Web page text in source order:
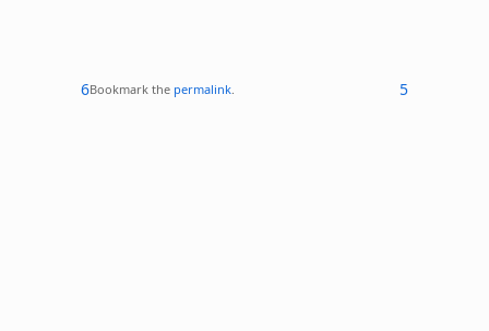
6 5
Bookmark the permalink